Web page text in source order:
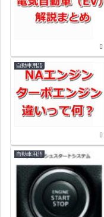
自動車用語
自動車用語